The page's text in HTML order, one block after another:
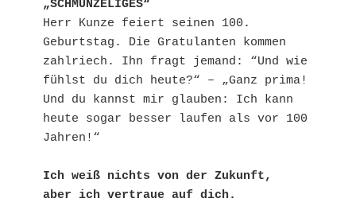
„SCHMUNZELIGES“
Herr Kunze feiert seinen 100.
Geburtstag. Die Gratulanten kommen
zahlriech. Ihn fragt jemand: “Und wie
fühlst du dich heute?“ – „Ganz prima!
Und du kannst mir glauben: Ich kann
heute sogar besser laufen als vor 100
Jahren!“
Ich weiß nichts von der Zukunft,
aber ich vertraue auf dich.